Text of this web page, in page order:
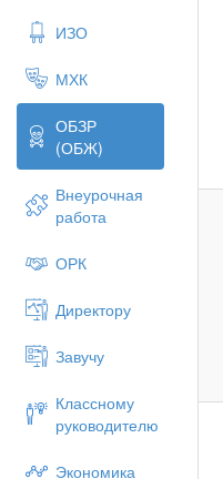
ИЗО
МХК
ОБЗР
(ОБЖ)
Внеурочная
работа
ОРК
Директору
Завучу
Классному
руководителю
Экономика